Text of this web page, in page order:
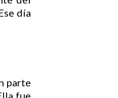
día
parte
fue